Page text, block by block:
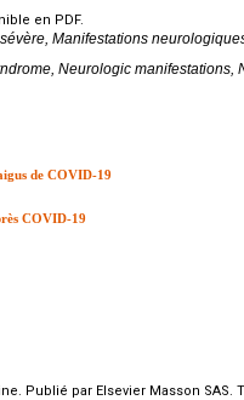
en PDF.
Manifestations
Neurologic manifestations,
de COVID-19
COVID-19
Publié par Elsevier Masson SAS.